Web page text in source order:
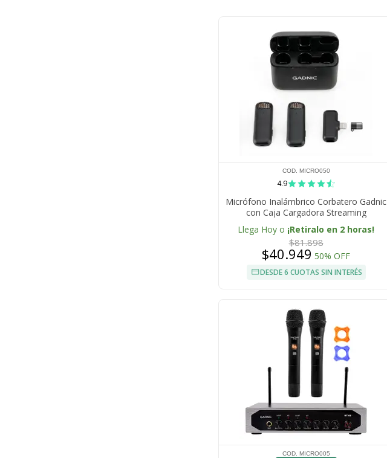
COD. MICRO050
4.9
Micrófono Inalámbrico Corbatero Gadnic
con Caja Cargadora Streaming
Llega Hoy o ¡Retiralo en 2 horas!
$81.898
$40.949 50% OFF
DESDE 6 CUOTAS SIN INTERÉS
COD. MICRO005